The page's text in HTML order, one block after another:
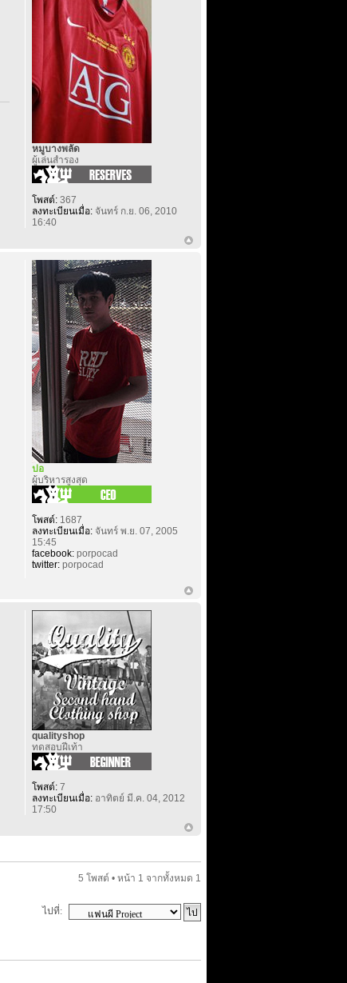
หมูบางพลัด
ผู้เล่นสำรอง
โพสต์:367
ลงทะเบียนเมื่อ:จันทร์ ก.ย. 06, 2010
16:40
ปอ
ผู้บริหารสูงสุด
โพสต์:1687
ลงทะเบียนเมื่อ:จันทร์ พ.ย. 07, 2005
15:45
facebook:porpocad
twitter:porpocad
qualityshop
ทดสอบฝีเท้า
โพสต์:7
ลงทะเบียนเมื่อ:อาทิตย์ มี.ค. 04, 2012
17:50
5 โพสต์ • หน้า 1 จากทั้งหมด 1
ไปที่: